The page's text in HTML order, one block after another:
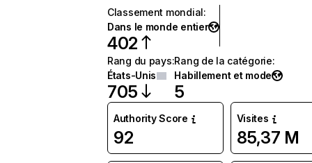
Classement mondial:
Dans le monde entier
402
Rang du pays:
États-Unis
705
Rang de la catégorie:
Habillement et mode
5
Authority Score
92
Visites
85,37 M